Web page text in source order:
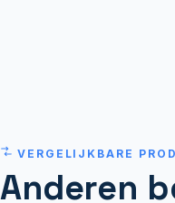
VERGELIJKBARE
Anderen